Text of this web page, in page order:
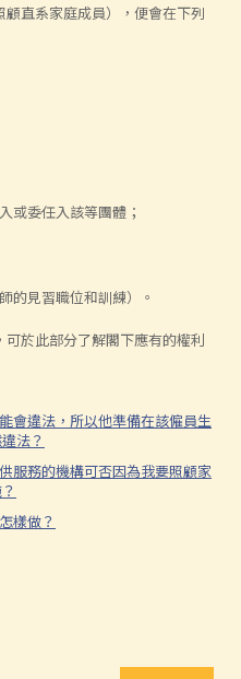
直系家庭成員），便會在下列
或委任入該等團體；
的見習職位和訓練）。
於此部分了解閣下應有的權利
會違法，所以他準備在該僱員生
法？
服務的機構可否因為我要照顧家
樣做？
主可否解僱該僱員？
訴？
受到他人歧視，我可否代表他們
屬醫務性質的資料（例如我的病
施協助下，才可應付某項工作，
樣享有平等機會進入及使用公共
常被大廈用戶改為貯物室，這情
助他學習？